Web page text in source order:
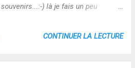
) là je fais un peu
CONTINUER LA LECTURE